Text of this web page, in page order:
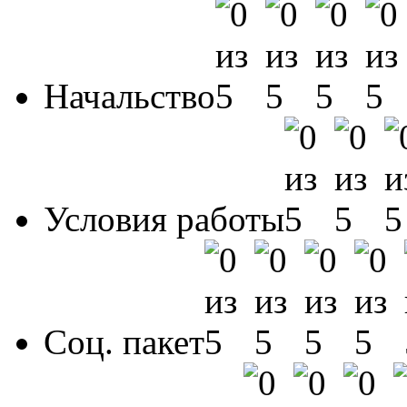
Начальство
Условия работы
Соц. пакет